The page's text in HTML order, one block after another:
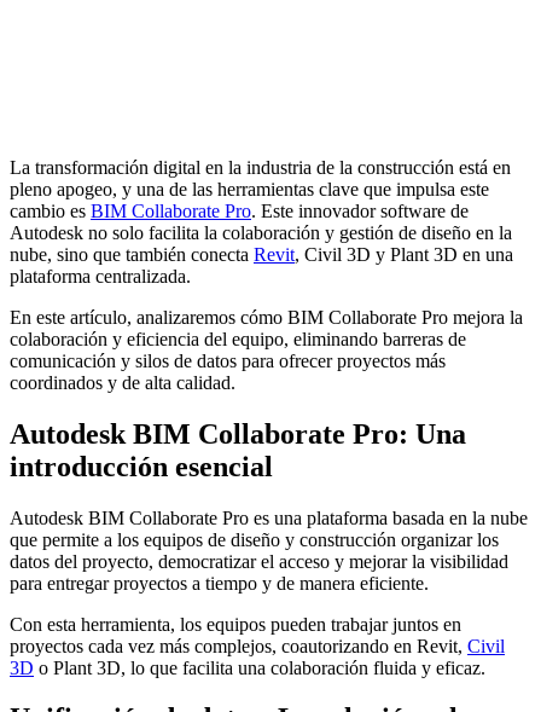
La transformación digital en la industria de la construcción está en
pleno apogeo, y una de las herramientas clave que impulsa este
cambio es BIM Collaborate Pro. Este innovador software de
Autodesk no solo facilita la colaboración y gestión de diseño en la
nube, sino que también conecta Revit, Civil 3D y Plant 3D en una
plataforma centralizada.
En este artículo, analizaremos cómo BIM Collaborate Pro mejora la
colaboración y eficiencia del equipo, eliminando barreras de
comunicación y silos de datos para ofrecer proyectos más
coordinados y de alta calidad.
Autodesk BIM Collaborate Pro: Una
introducción esencial
Autodesk BIM Collaborate Pro es una plataforma basada en la nube
que permite a los equipos de diseño y construcción organizar los
datos del proyecto, democratizar el acceso y mejorar la visibilidad
para entregar proyectos a tiempo y de manera eficiente.
Con esta herramienta, los equipos pueden trabajar juntos en
proyectos cada vez más complejos, coautorizando en Revit, Civil
3D o Plant 3D, lo que facilita una colaboración fluida y eficaz.